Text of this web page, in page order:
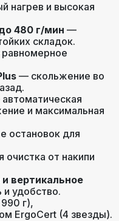
нагрев и высокая
480 г/мин —
складок.
— скольжение во
и максимальная
остановок для
очистка от накипи
вертикальное
удобство.
г),
ErgoCert (4 звезды).